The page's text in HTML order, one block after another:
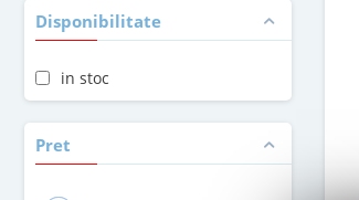
Disponibilitate
in stoc
Pret